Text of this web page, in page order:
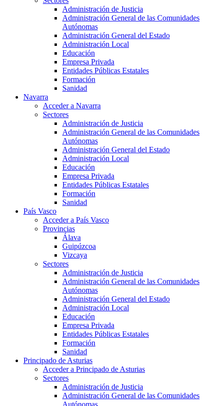
Administración de Justicia
Administración General de las Comunidades
Autónomas
Administración General del Estado
Administración Local
Educación
Empresa Privada
Entidades Públicas Estatales
Formación
Sanidad
Navarra
Acceder a Navarra
Sectores
Administración de Justicia
Administración General de las Comunidades
Autónomas
Administración General del Estado
Administración Local
Educación
Empresa Privada
Entidades Públicas Estatales
Formación
Sanidad
País Vasco
Acceder a País Vasco
Provincias
Álava
Guipúzcoa
Vizcaya
Sectores
Administración de Justicia
Administración General de las Comunidades
Autónomas
Administración General del Estado
Administración Local
Educación
Empresa Privada
Entidades Públicas Estatales
Formación
Sanidad
Principado de Asturias
Acceder a Principado de Asturias
Sectores
Administración de Justicia
Administración General de las Comunidades